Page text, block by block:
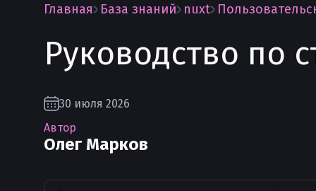
Главная База знаний nuxt
Руководство по
30 июля 2026
Автор
Олег Марков